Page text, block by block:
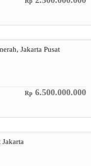
Jakarta Pusat
Rp 6.500.000.000